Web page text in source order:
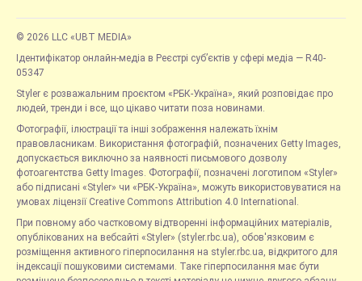
© 2026 LLC «UBT MEDIA»
Ідентифікатор онлайн-медіа в Реєстрі суб’єктів у сфері медіа — R40-
05347
Styler є розважальним проєктом «РБК-Україна», який розповідає про
людей, тренди і все, що цікаво читати поза новинами.
Фотографії, ілюстрації та інші зображення належать їхнім
правовласникам. Використання фотографій, позначених Getty Images,
допускається виключно за наявності письмового дозволу
фотоагентства Getty Images. Фотографії, позначені логотипом «Styler»
або підписані «Styler» чи «РБК-Україна», можуть використовуватися на
умовах ліцензії Creative Commons Attribution 4.0 International.
При повному або частковому відтворенні інформаційних матеріалів,
опублікованих на вебсайті «Styler» (styler.rbc.ua), обов'язковим є
розміщення активного гіперпосилання на styler.rbc.ua, відкритого для
індексації пошуковими системами. Таке гіперпосилання має бути